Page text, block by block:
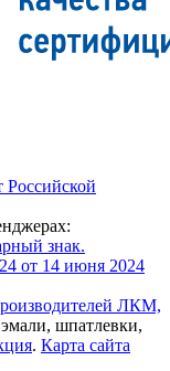
знак.
от 14 июня 2024
ЛКМ,
шпатлевки,
. Карта сайта